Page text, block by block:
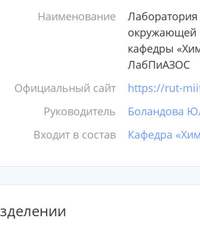
Наименование
окружающей
кафедры
ЛабПиАЗОС
Официальный сайт
https://rut-
Руководитель
Боландова
Входит в состав
Кафедра